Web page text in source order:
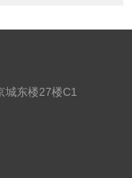
城东楼27楼C1